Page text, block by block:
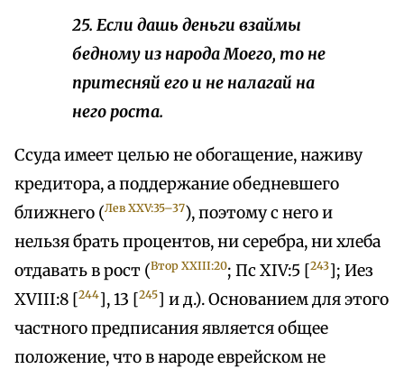
25. Если дашь деньги взаймы
бедному из народа Моего, то не
притесняй его и не налагай на
него роста.
Ссуда имеет целью не обогащение, наживу
кредитора, а поддержание обедневшего
ближнего (Лев XXV:35–37), поэтому с него и
нельзя брать процентов, ни серебра, ни хлеба
отдавать в рост (Втор XXIII:20; Пс XIV:5 [243]; Иез
XVIII:8 [244], 13 [245] и д.). Основанием для этого
частного предписания является общее
положение, что в народе еврейском не